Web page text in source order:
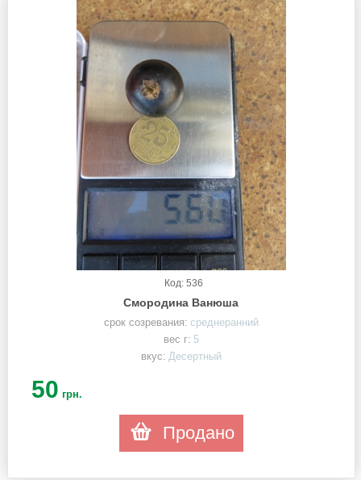
Код: 536
Смородина Ванюша
срок созревания: среднеранний
вес г: 5
вкус: Десертный
50 грн.
Продано